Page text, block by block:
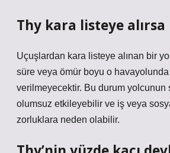
Thy kara listeye
Uçuşlardan kara listeye alınan bir
süre veya ömür boyu o havayolunda
verilmeyecektir. Bu durum yolcunun
olumsuz etkileyebilir ve iş veya
zorluklara neden olabilir.